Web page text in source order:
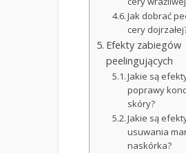
Jak dobrać
cery
Efekty zabiegów
peelingujących
Jakie są
poprawy
skóry?
Jakie są
usuwania
naskórka?